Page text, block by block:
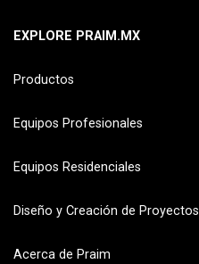
EXPLORE PRAIM.MX
Productos
Equipos Profesionales
Equipos Residenciales
Diseño y Creación de Proyectos
Acerca de Praim